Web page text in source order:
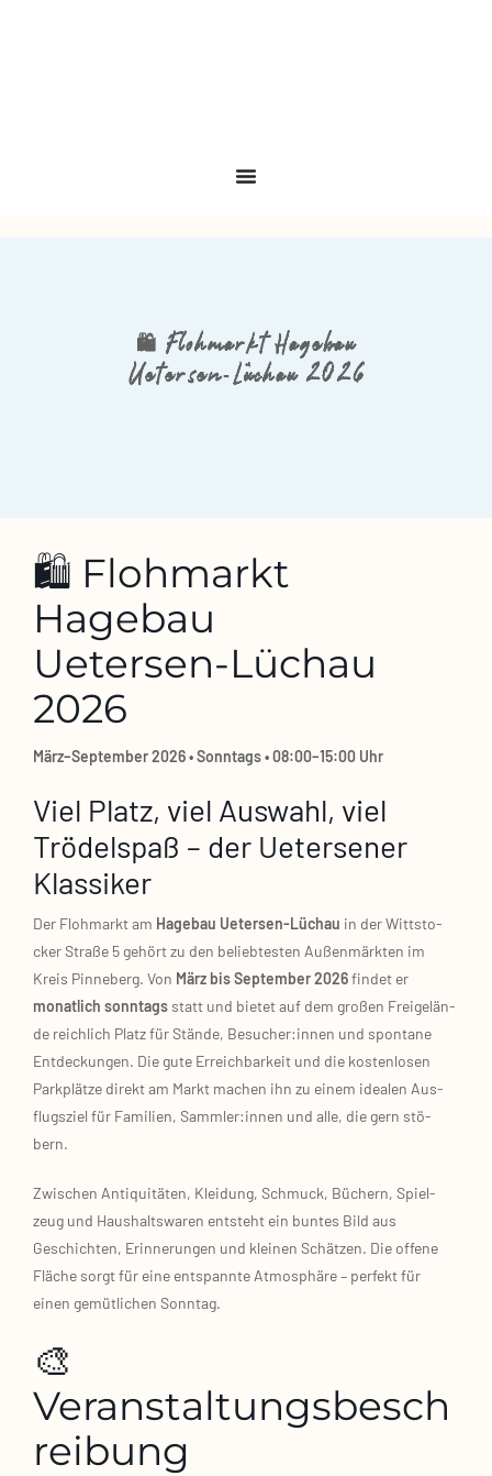
🛍️ Flohmarkt Hagebau
Uetersen‑Lüchau 2026
🛍️ Flohmarkt
Hagebau
Uetersen‑Lüchau
2026
März–September 2026 • Sonn­tags • 08:00–15:00 Uhr
Viel Platz, viel Auswahl, viel
Trödelspaß – der Uetersener
Klassiker
Der Floh­markt am Hage­bau Uetersen‑Lüchau in der Witt­sto­
cker Stra­ße 5 gehört zu den belieb­tes­ten Außen­märk­ten im
Kreis Pin­ne­berg. Von März bis Sep­tem­ber 2026fin­det er
monat­lich sonn­tags statt und bie­tet auf dem gro­ßen Frei­ge­län­
de reich­lich Platz für Stän­de, Besucher:innen und spon­ta­ne
Ent­de­ckun­gen. Die gute Erreich­bar­keit und die kos­ten­lo­sen
Park­plät­ze direkt am Markt machen ihn zu einem idea­len Aus­
flugs­ziel für Fami­li­en, Sammler:innen und alle, die gern stö­
bern.
Zwi­schen Anti­qui­tä­ten, Klei­dung, Schmuck, Büchern, Spiel­
zeug und Haus­halts­wa­ren ent­steht ein bun­tes Bild aus
Geschich­ten, Erin­ne­run­gen und klei­nen Schät­zen. Die offe­ne
Flä­che sorgt für eine ent­spann­te Atmo­sphä­re – per­fekt für
einen gemüt­li­chen Sonn­tag.
🎨
Veranstaltungsbesch
reibung